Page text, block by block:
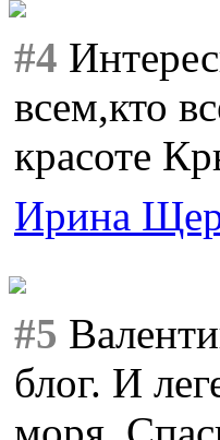
#4
всем,кто
красоте
Ирина
#5
блог. И